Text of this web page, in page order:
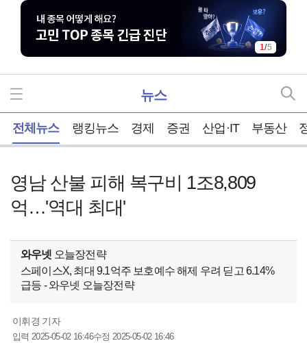
2/5
뉴스
전체뉴스 랭킹뉴스 경제 증권 산업·IT 부동산
영남 산불 피해 복구비 1조8,809
억…'역대 최대'
와우넷 오늘장전략
스페이스X, 최대 9.1억주 보호예수 해제 우려 딛고 6.14%
급등 - 와우넷 오늘장전략
이휘경 기자
입력2025-05-02 16:46수정 2025-05-02 16:46